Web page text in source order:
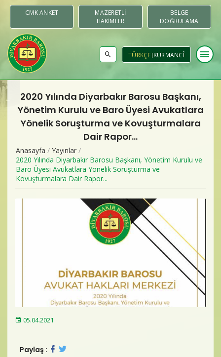
CMK ANKET
MAZERETLI
HAKIMLER
BELGE
DOĞRULAMA
TÜRKÇE KURMANCÎ menu
Baromuz
Merkezler & Komisyonlar
Raporlar
Duyurular
Baro Bültenleri
İletişim
2020 Yılında Diyarbakır Barosu Başkanı,
Yönetim Kurulu ve Baro Üyesi Avukatlara
Yönelik Soruşturma ve Kovuşturmalara
Dair Rapor...
Anasayfa / Yayınlar /
2020 Yılında Diyarbakır Barosu Başkanı, Yönetim Kurulu ve
Baro Üyesi Avukatlara Yönelik Soruşturma ve
Kovuşturmalara Dair Rapor...
05.04.2021
Paylaş :